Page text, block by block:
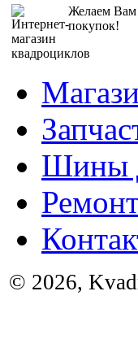
Желаем
покупок!
Шины
© 2026,